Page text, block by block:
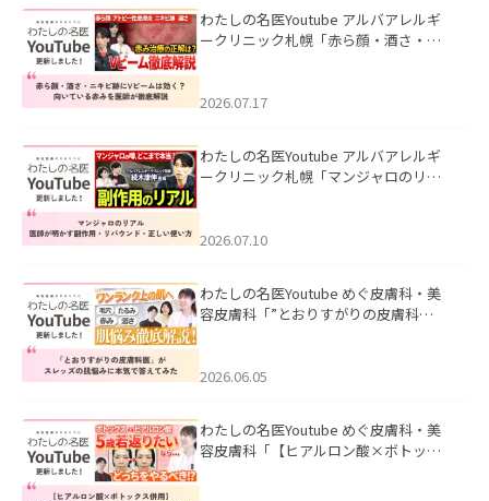
わたしの名医Youtube アルバアレルギ
ークリニック札幌「赤ら顔・酒さ・ニ
した。
2026.07.17
わたしの名医Youtube アルバアレルギ
ークリニック札幌「マンジャロのリア
た。
2026.07.10
わたしの名医Youtube めぐ皮膚科・美
容皮膚科「”とおりすがりの皮膚科
2026.06.05
わたしの名医Youtube めぐ皮膚科・美
容皮膚科「【ヒアルロン酸×ボトック